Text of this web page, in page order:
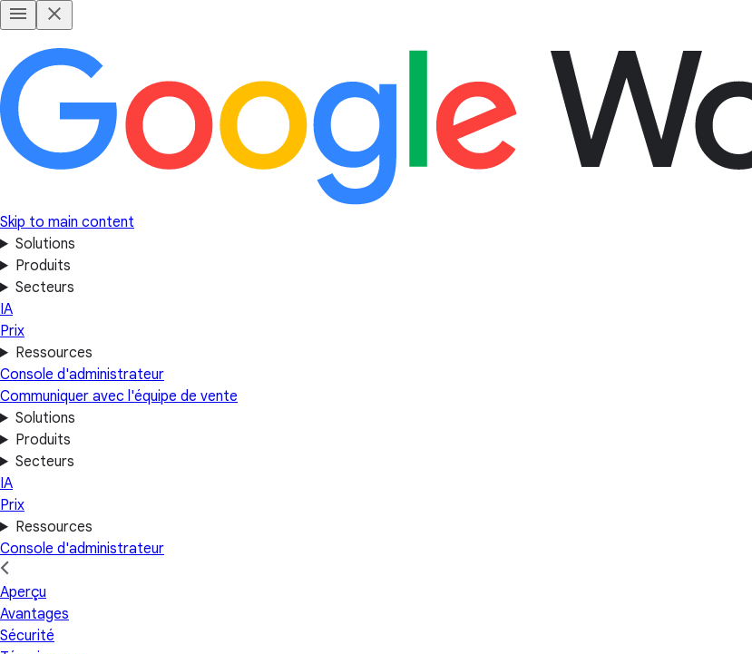
Skip to main content
Solutions
Produits
Secteurs
IA
Prix
Ressources
Console d'administrateur
Communiquer avec l'équipe de vente
Solutions
Produits
Secteurs
IA
Prix
Ressources
Console d'administrateur
Aperçu
Avantages
Sécurité